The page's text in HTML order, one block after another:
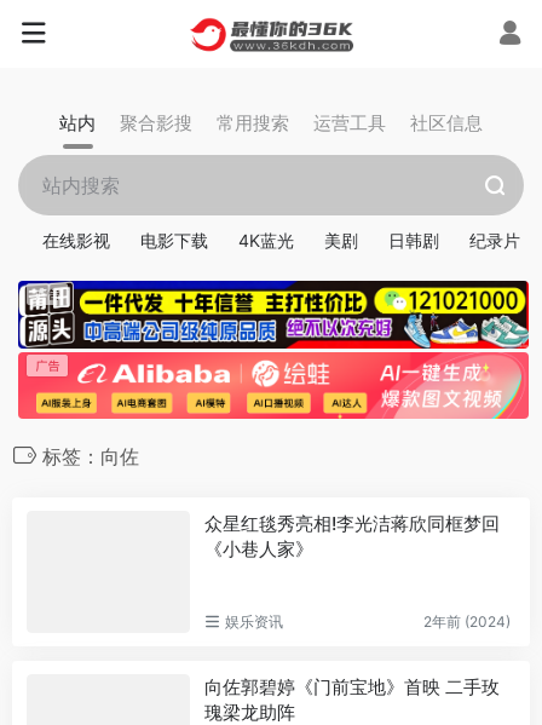
站内 聚合影搜 常用搜索 运营工具 社区信息
在线影视 电影下载 4K蓝光 美剧 日韩剧 纪录片
标签：向佐
众星红毯秀亮相!李光洁蒋欣同框梦回
《小巷人家》
娱乐资讯 2年前 (2024)
向佐郭碧婷《门前宝地》首映 二手玫
瑰梁龙助阵